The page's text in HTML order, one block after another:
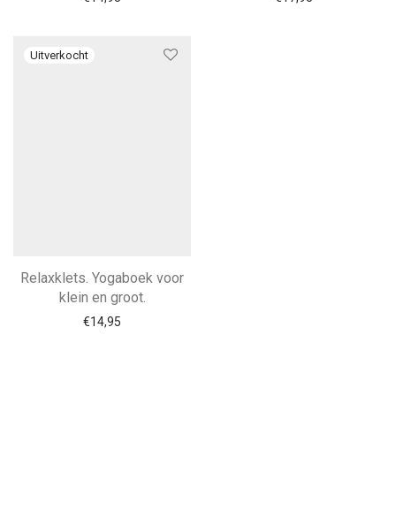
Relaxklets. Yogaboek voor
klein en groot.
€14,95